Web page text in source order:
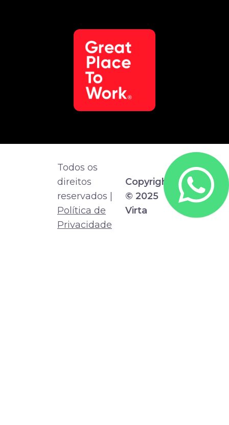
Todos os
direitos
reservados |
Política de
Privacidade
Copyright
© 2025
Virta